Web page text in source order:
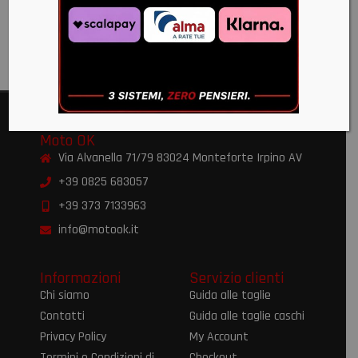
E2206
€223,00
Moto OK
Via Alvanella 71/79 83024 Monteforte Irpino AV
+39 0825 683057
+39 373 7133963
info@motook.it
Informazioni
Chi siamo
Contatti
Privacy Policy
Servizio clienti
Guida alle taglie
Guida alle taglie caschi
My Account